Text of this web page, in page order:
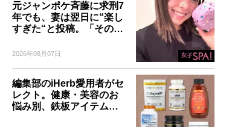
元ジャンポケ斉藤に求刑7
年でも、妻は翌日に“楽し
すぎた“と投稿。「その…
2026年08月07日
編集部のiHerb愛用者がセ
レクト。健康・美容のお
悩み別、鉄板アイテム…